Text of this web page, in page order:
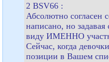
2 BSV66 :
Абсолютно согласен
написано, но
виду ИМЕННО
Сейчас, когда
позиции в Вашем